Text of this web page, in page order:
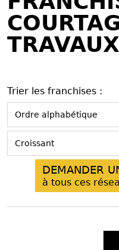
TRAVAUX
Trier les franchises :
DEMANDER
à tous ces